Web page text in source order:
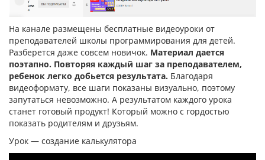
На канале размещены бесплатные видеоуроки от
преподавателей школы программирования для детей.
Разберется даже совсем новичок. Материал дается
поэтапно. Повторяя каждый шаг за преподавателем,
ребенок легко добьется результата. Благодаря
видеоформату, все шаги показаны визуально, поэтому
запутаться невозможно. А результатом каждого урока
станет готовый продукт! Который можно с гордостью
показать родителям и друзьям.
Урок — создание калькулятора